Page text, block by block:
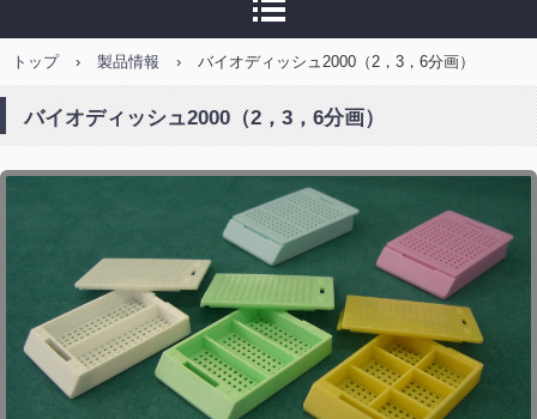
トップ › 製品情報 › バイオディッシュ2000（2，3，6分画）
バイオディッシュ2000（2，3，6分画）